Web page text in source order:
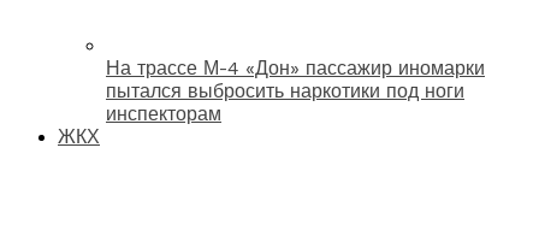
На трассе М-4 «Дон» пассажир иномарки
пытался выбросить наркотики под ноги
инспекторам
ЖКХ